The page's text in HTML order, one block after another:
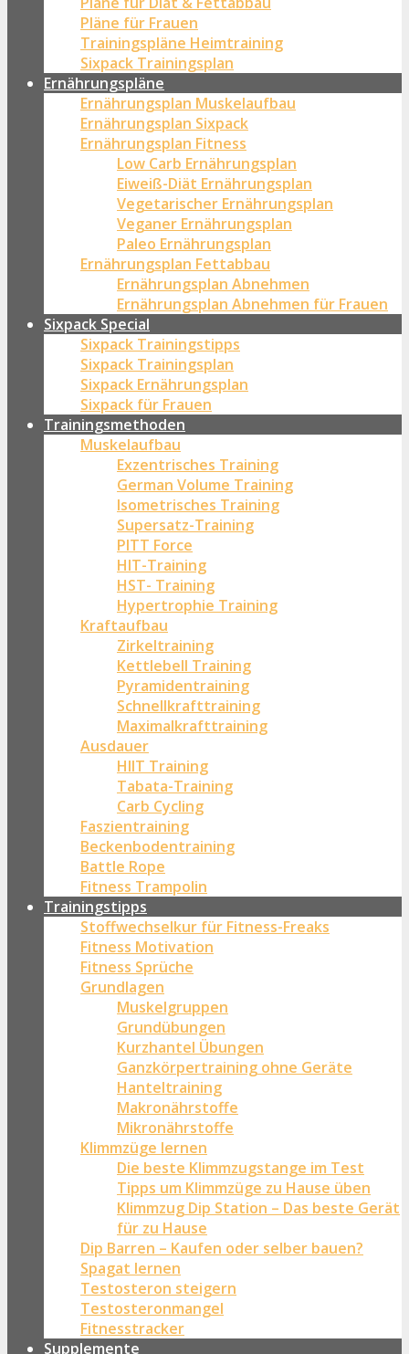
Pläne für Frauen
Trainingspläne Heimtraining
Sixpack Trainingsplan
Ernährungspläne
Ernährungsplan Muskelaufbau
Ernährungsplan Sixpack
Ernährungsplan Fitness
Low Carb Ernährungsplan
Eiweiß-Diät Ernährungsplan
Vegetarischer Ernährungsplan
Veganer Ernährungsplan
Paleo Ernährungsplan
Ernährungsplan Fettabbau
Ernährungsplan Abnehmen
Ernährungsplan Abnehmen für Frauen
Sixpack Special
Sixpack Trainingstipps
Sixpack Trainingsplan
Sixpack Ernährungsplan
Sixpack für Frauen
Trainingsmethoden
Muskelaufbau
Exzentrisches Training
German Volume Training
Isometrisches Training
Supersatz-Training
PITT Force
HIT-Training
HST- Training
Hypertrophie Training
Kraftaufbau
Zirkeltraining
Kettlebell Training
Pyramidentraining
Schnellkrafttraining
Maximalkrafttraining
Ausdauer
HIIT Training
Tabata-Training
Carb Cycling
Faszientraining
Beckenbodentraining
Battle Rope
Fitness Trampolin
Trainingstipps
Stoffwechselkur für Fitness-Freaks
Fitness Motivation
Fitness Sprüche
Grundlagen
Muskelgruppen
Grundübungen
Kurzhantel Übungen
Ganzkörpertraining ohne Geräte
Hanteltraining
Makronährstoffe
Mikronährstoffe
Klimmzüge lernen
Die beste Klimmzugstange im Test
Tipps um Klimmzüge zu Hause üben
Klimmzug Dip Station – Das beste Gerät
für zu Hause
Dip Barren – Kaufen oder selber bauen?
Spagat lernen
Testosteron steigern
Testosteronmangel
Fitnesstracker
Supplemente